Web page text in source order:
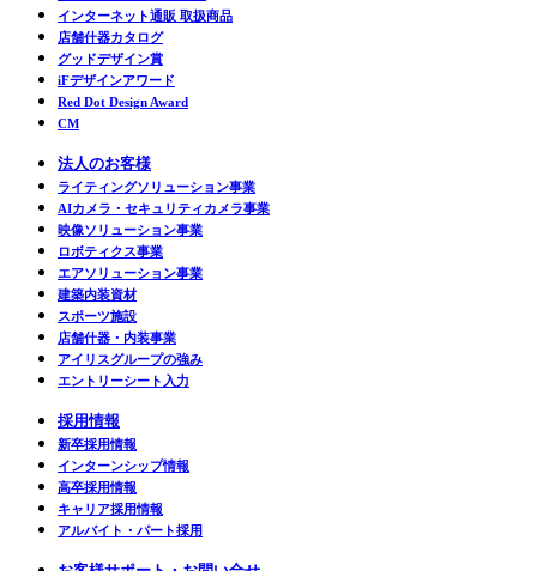
インターネット通販 取扱商品
店舗什器カタログ
グッドデザイン賞
iFデザインアワード
Red Dot Design Award
CM
法人のお客様
ライティングソリューション事業
AIカメラ・セキュリティカメラ事業
映像ソリューション事業
ロボティクス事業
エアソリューション事業
建築内装資材
スポーツ施設
店舗什器・内装事業
アイリスグループの強み
エントリーシート入力
採用情報
新卒採用情報
インターンシップ情報
高卒採用情報
キャリア採用情報
アルバイト・パート採用